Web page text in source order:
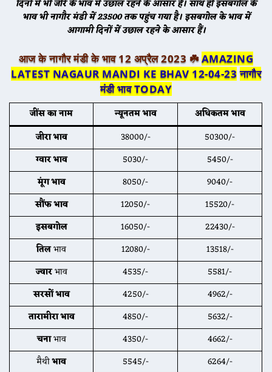
दिनों में भी जीरे के भाव में उछाल रहने के आसार है। साथ ही इसबगोल के
भाव भी नागौर मंडी में 23500 तक पहुंच गया है। इसबगोल के भाव में
आगामी दिनों में उछाल रहने के आसार हैं।
आज के नागौर मंडी के भाव 12 अप्रैल 2023 ☘️AMAZING
LATEST NAGAUR MANDI KE BHAV 12-04-23 नागौर
मंडी भाव TODAY
जींस का नाम न्यूनतम भाव
अधिकतम भाव
जीरा भाव
38000/-
50300/-
ग्वार भाव
5030/-
5450/-
मूंगभाव 8050/-
9040/-
सौंफ भाव
12050/-
15520/-
इसबगोल
16050/-
22430/-
तिलभाव 12080/-
13518/-
ज्वारभाव 4535/-
5581/-
सरसों भाव
4250/-
4962/-
तारामीरा भाव
4850/-
5632/-
चनाभाव 4350/-
4662/-
मैथीभाव 5545/-
6264/-